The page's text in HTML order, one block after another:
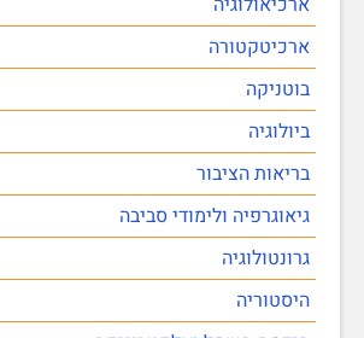
ארכיטקטורה
בוטניקה
ביולוגיה
בריאות הציבור
גיאוגרפיה ולימודי סביבה
גרונטולוגיה
היסטוריה